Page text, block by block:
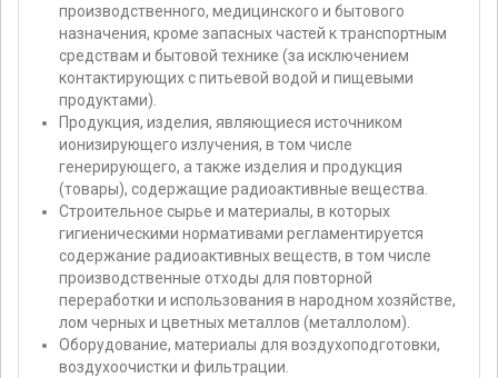
производственного, медицинского и бытового
назначения, кроме запасных частей к транспортным
средствам и бытовой технике (за исключением
контактирующих с питьевой водой и пищевыми
продуктами).
Продукция, изделия, являющиеся источником
ионизирующего излучения, в том числе
генерирующего, а также изделия и продукция
(товары), содержащие радиоактивные вещества.
Строительное сырье и материалы, в которых
гигиеническими нормативами регламентируется
содержание радиоактивных веществ, в том числе
производственные отходы для повторной
переработки и использования в народном хозяйстве,
лом черных и цветных металлов (металлолом).
Оборудование, материалы для воздухоподготовки,
воздухоочистки и фильтрации.